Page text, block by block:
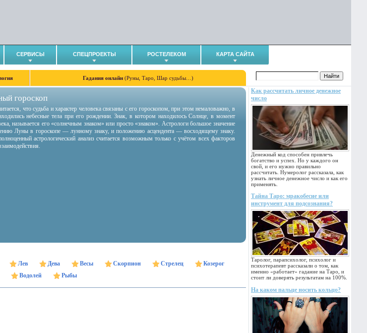
СЕРВИСЫ СПЕЦПРОЕКТЫ РОСТЕЛЕКОМ КАРТА САЙТА
Гадания онлайн (Руны, Таро, Шар судьбы…)
Как рассчитать личное денежное
число
Денежный код способен привлечь
богатство и успех. Но у каждого он
свой, и его нужно правильно
рассчитать. Нумеролог рассказала, как
узнать личное денежное число и как его
применять.
Тайна Таро: мракобесие или
инструмент для подсознания?
Таролог, парапсихолог, психолог и
психотерапевт рассказали о том, как
именно «работает» гадание на Таро, и
стоит ли доверять результатам на 100%.
На каком пальце носить кольцо?
гороскоп
что судьба и характер человека связаны с его гороскопом, при этом немаловажно, в
небесные тела при его рождении. Знак, в котором находилось Солнце, в момент
называется его «солнечным знаком» или просто «знаком». Астрологи большое значение
Луны в гороскопе — лунному знаку, и положению асцендента — восходящему знаку.
астрологический анализ считается возможным только с учётом всех факторов
Лев Дева Весы Скорпион Стрелец
Козерог
Водолей
Рыбы